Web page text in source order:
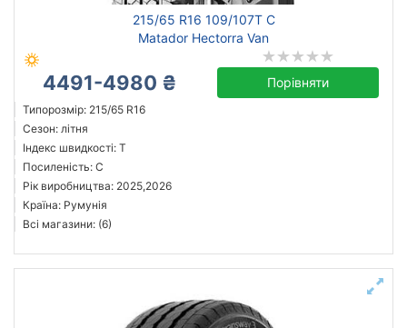
215/65 R16 109/107T C
Matador Hectorra Van
4491-4980 ₴ Порівняти
Типорозмір: 215/65 R16
Сезон: літня
Індекс швидкості: T
Посиленість: C
Рік виробництва: 2025,2026
Країна: Румунія
Всі магазини: (6)